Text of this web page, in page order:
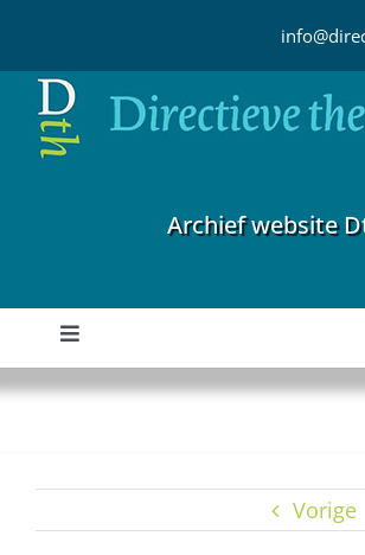
inhoud
Archief website
Toggle
Navigation
Home
Vorige